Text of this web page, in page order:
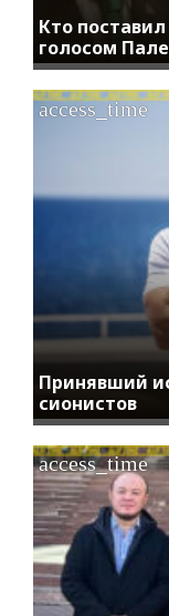
Кто
голосом
Принявший
сионистов
access_time
access_time